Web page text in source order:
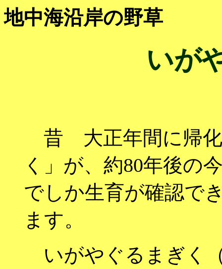
地中海沿岸の野草
いが
昔 大正年間に帰化
く
」が、約80年後の
でしか生育が確認で
ます。
いがやぐるまぎく